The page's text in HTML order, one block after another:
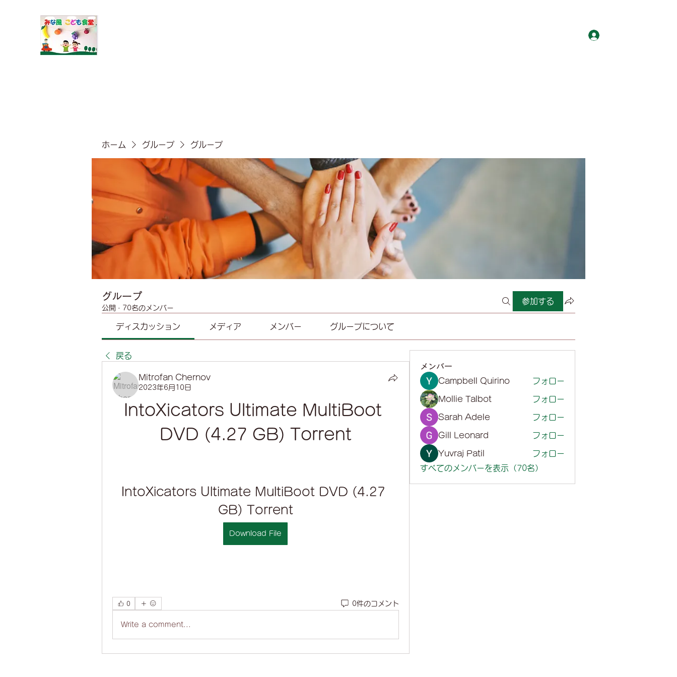
ホーム グループ グループ
グループ
公開 · 70名のメンバー
参加する
ディスカッション メディア メンバー グループについて
戻る
Mitrofan Chernov
2023年6月10日
IntoXicators Ultimate MultiBoot
DVD (4.27 GB) Torrent
IntoXicators Ultimate MultiBoot DVD (4.27
GB) Torrent
Download File
0 0件のコメント
Write a comment...
メンバー
Campbell Quirino
フォロー
Mollie Talbot フォロー
Sarah Adele フォロー
Gill Leonard フォロー
Yuvraj Patil
フォロー
すべてのメンバーを表示（70名）